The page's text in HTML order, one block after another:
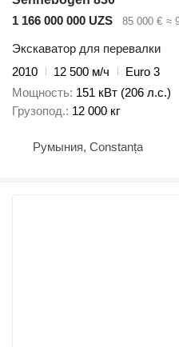
1 166 000 000 UZS
85 000 € ≈
Экскаватор для перевалки
2010
12 500 м/ч
Euro 3
Мощность 151 кВт (206 л.с.)
Грузопод. 12 000 кг
Румыния, Constanța